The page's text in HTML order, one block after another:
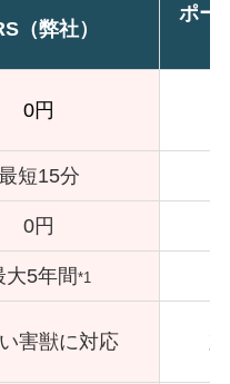
（弊社）
ポー
0円
短15分
0円
大5年間*1
害獣に対応